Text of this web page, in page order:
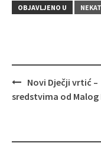
OBJAVLJENO U
Navigacija
Novi Dječji vrtić –
sredstvima od Malog